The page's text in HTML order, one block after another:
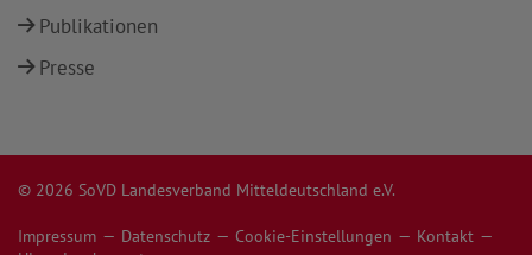
Publikationen
Presse
© 2026 SoVD Landesverband Mitteldeutschland e.V.
Impressum Datenschutz Cookie-Einstellungen
Kontakt